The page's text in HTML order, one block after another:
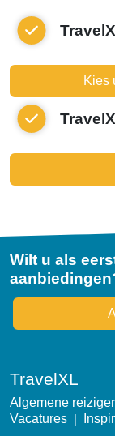
Kies
Wilt u als
Newsletter
TravelXL
Algemene
Vacatures